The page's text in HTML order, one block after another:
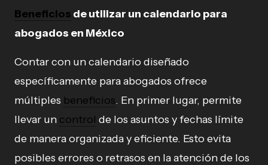
Beneficios de utilizar un calendario para
abogados en México
Contar con un calendario diseñado
específicamente para abogados ofrece
múltiples beneficios. En primer lugar, permite
llevar un control de los asuntos y fechas límite
de manera organizada y eficiente. Esto evita
posibles errores o retrasos en la atención de los